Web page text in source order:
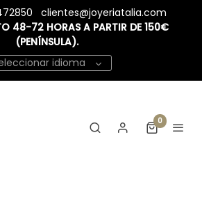
clientes@joyeriatalia.com
48-72 HORAS A PARTIR DE 150€
(PENÍNSULA).
idioma
0